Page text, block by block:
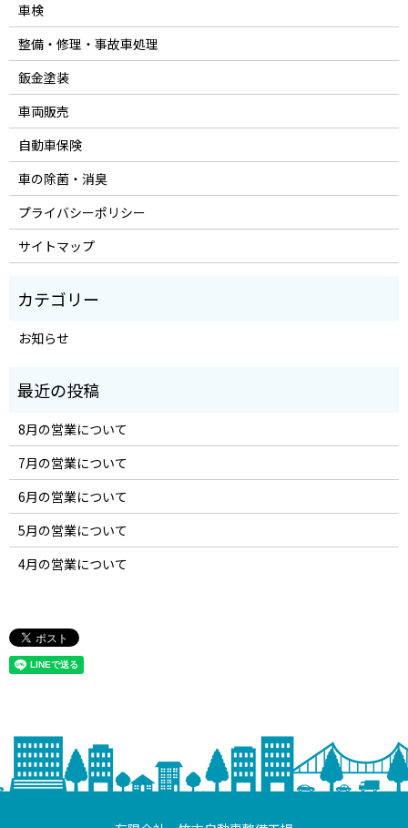
車検
整備・修理・事故車処理
鈑金塗装
車両販売
自動車保険
車の除菌・消臭
プライバシーポリシー
サイトマップ
お知らせ
8月の営業について
7月の営業について
6月の営業について
5月の営業について
4月の営業について